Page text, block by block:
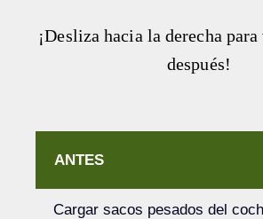
¡Desliza hacia la derecha
después!
ANTES
Cargar sacos pesados del